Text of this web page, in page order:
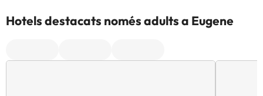
Hotels destacats només adults a Eugene